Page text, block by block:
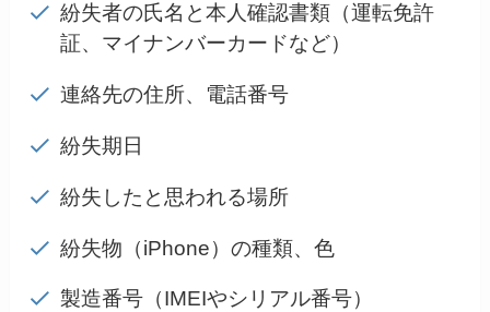
紛失者の氏名と本人確認書類（運転免許
証、マイナンバーカードなど）
連絡先の住所、電話番号
紛失期日
紛失したと思われる場所
紛失物（iPhone）の種類、色
製造番号（IMEIやシリアル番号）